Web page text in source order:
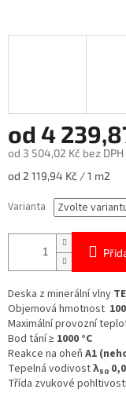
od 4
od 3 504,02 Kč bez DPH
Měrná
od 2 119,94 Kč / 1 m2
Varianta
Deska z minerální vlny
Objemová hmotnost 100
Maximální provozní
Bod tání ≥ 1000 °C
Reakce na oheň A1
Tepelná vodivostλ50
Třída zvukové pohltivosti